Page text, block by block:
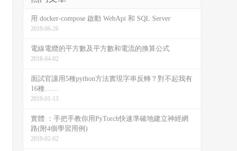
用 docker-compose 啟動 WebApi 和 SQL Server
2019-06-26
電線電纜的平方數及平方數和電流的換算公式
2018-04-02
面試官讓用5種python方法實現字串反轉？對不起我有
16種……
2019-01-13
實體 ：手把手教你用PyTorch快速準確地建立神經網
路(附4個學習用例)
2019-02-02